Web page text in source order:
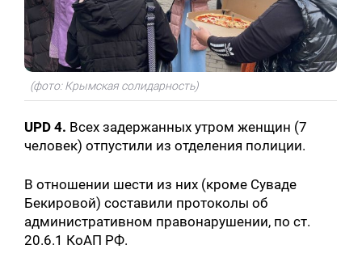
Искать:
(фото: Крымская солидарность)
UPD 4. Всех задержанных утром женщин (7
человек) отпустили из отделения полиции.
В отношении шести из них (кроме Суваде
Бекировой) составили протоколы об
административном правонарушении, по ст.
20.6.1 КоАП РФ.